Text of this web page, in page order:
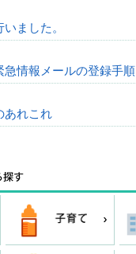
ました。
急情報メールの登録手順
あれこれ